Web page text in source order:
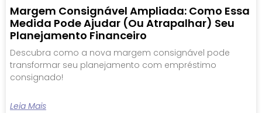
Margem Consignável Ampliada: Como Essa
Medida Pode Ajudar (ou Atrapalhar) Seu
Planejamento Financeiro
Descubra como a nova margem consignável pode
transformar seu planejamento com empréstimo
consignado!
Leia Mais